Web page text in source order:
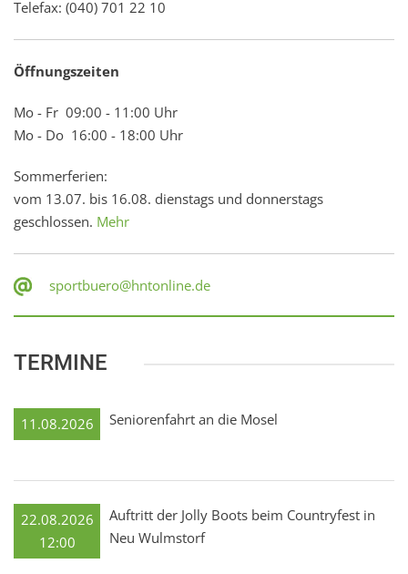
Telefax: (040) 701 22 10
Öffnungszeiten
Mo - Fr 09:00 - 11:00 Uhr
Mo - Do 16:00 - 18:00 Uhr
Sommerferien:
vom 13.07. bis 16.08. dienstags und donnerstags
geschlossen. Mehr
sportbuero@hntonline.de
TERMINE
11.08.2026 Seniorenfahrt an die Mosel
22.08.2026
12:00
Auftritt der Jolly Boots beim Countryfest in
Neu Wulmstorf